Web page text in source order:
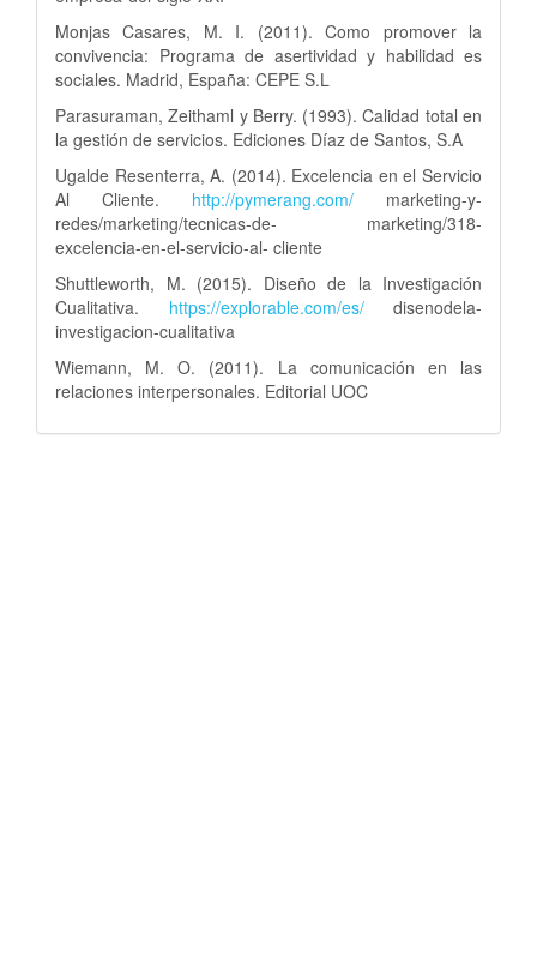
Monjas Casares, M. I. (2011). Como promover la
convivencia: Programa de asertividad y habilidad es
sociales. Madrid, España: CEPE S.L
Parasuraman, Zeithaml y Berry. (1993). Calidad total en
la gestión de servicios. Ediciones Díaz de Santos, S.A
Ugalde Resenterra, A. (2014). Excelencia en el Servicio
Al Cliente. http://pymerang.com/ marketing-y-
redes/marketing/tecnicas-de- marketing/318-
excelencia-en-el-servicio-al- cliente
Shuttleworth, M. (2015). Diseño de la Investigación
Cualitativa. https://explorable.com/es/disenodela-
investigacion-cualitativa
Wiemann, M. O. (2011). La comunicación en las
relaciones interpersonales. Editorial UOC